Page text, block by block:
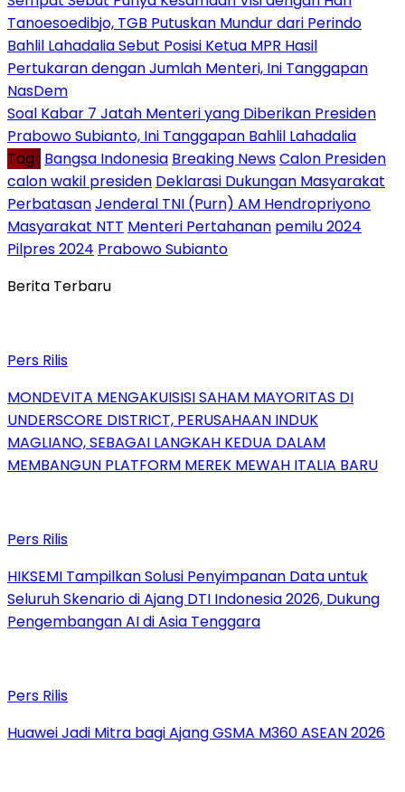
Tanoesoedibjo, TGB Putuskan Mundur dari Perindo
Bahlil Lahadalia Sebut Posisi Ketua MPR Hasil
Pertukaran dengan Jumlah Menteri, Ini Tanggapan
NasDem
Soal Kabar 7 Jatah Menteri yang Diberikan Presiden
Prabowo Subianto, Ini Tanggapan Bahlil Lahadalia
Tag : Bangsa Indonesia Breaking NewsCalon Presiden
calon wakil presiden Deklarasi Dukungan Masyarakat
PerbatasanJenderal TNI (Purn) AM Hendropriyono
Masyarakat NTT Menteri Pertahanan pemilu 2024
Pilpres 2024 Prabowo Subianto
Berita Terbaru
Pers Rilis
MONDEVITA MENGAKUISISI SAHAM MAYORITAS DI
UNDERSCORE DISTRICT, PERUSAHAAN INDUK
MAGLIANO, SEBAGAI LANGKAH KEDUA DALAM
MEMBANGUN PLATFORM MEREK MEWAH ITALIA BARU
Pers Rilis
HIKSEMI Tampilkan Solusi Penyimpanan Data untuk
Seluruh Skenario di Ajang DTI Indonesia 2026, Dukung
Pengembangan AI di Asia Tenggara
Pers Rilis
Huawei Jadi Mitra bagi Ajang GSMA M360 ASEAN 2026